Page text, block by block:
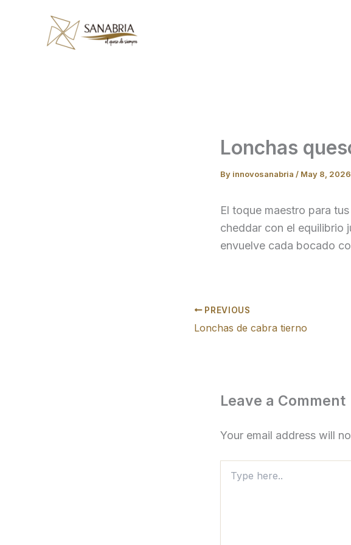
Lonchas
By innovosanabria / May 8, 2026
El toque maestro para
cheddar con el equilibrio
envuelve cada bocado
PREVIOUS
Lonchas de cabra tierno
Leave a Comment
Your email address will
here..